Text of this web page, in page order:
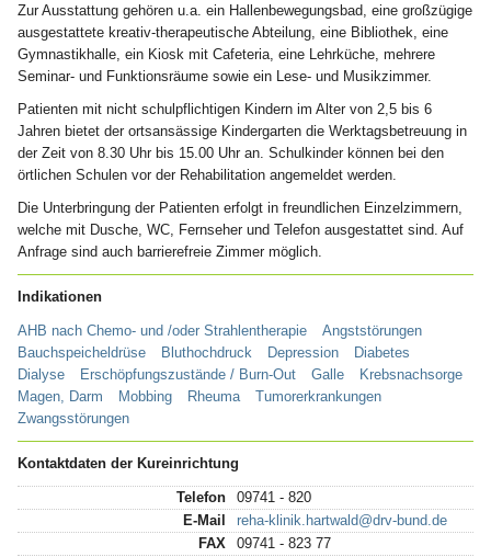
Zur Ausstattung gehören u.a. ein Hallenbewegungsbad, eine großzügige
ausgestattete kreativ-therapeutische Abteilung, eine Bibliothek, eine
Gymnastikhalle, ein Kiosk mit Cafeteria, eine Lehrküche, mehrere
Seminar- und Funktionsräume sowie ein Lese- und Musikzimmer.
Patienten mit nicht schulpflichtigen Kindern im Alter von 2,5 bis 6
Jahren bietet der ortsansässige Kindergarten die Werktagsbetreuung in
der Zeit von 8.30 Uhr bis 15.00 Uhr an. Schulkinder können bei den
örtlichen Schulen vor der Rehabilitation angemeldet werden.
Die Unterbringung der Patienten erfolgt in freundlichen Einzelzimmern,
welche mit Dusche, WC, Fernseher und Telefon ausgestattet sind. Auf
Anfrage sind auch barrierefreie Zimmer möglich.
Indikationen
AHB nach Chemo- und /oder Strahlentherapie
Angststörungen
Bauchspeicheldrüse
Bluthochdruck Depression
Diabetes
Dialyse
Erschöpfungszustände / Burn-Out Galle
Krebsnachsorge
Magen, Darm
Mobbing Rheuma
Tumorerkrankungen
Zwangsstörungen
Kontaktdaten der Kureinrichtung
Telefon
09741 - 820
E-Mail
reha-klinik.hartwald@drv-bund.de
FAX
09741 - 823 77